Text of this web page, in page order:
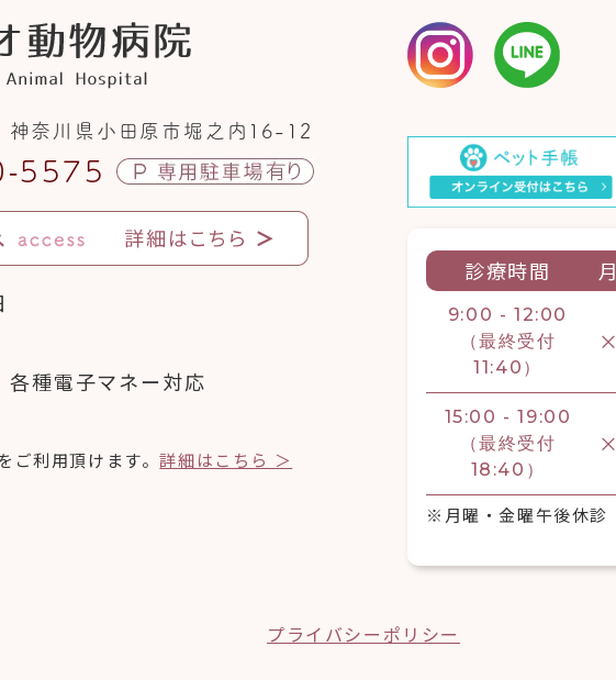
神奈川県小田原市堀之内16-12
5575
各種電子マネー対応
ご利用頂けます。詳細はこちら ＞
診療時間 月
9:00 - 12:00
（最終受付
11:40）
×
15:00 - 19:00
（最終受付
18:40）
×
※月曜・金曜午後休診
プライバシーポリシー